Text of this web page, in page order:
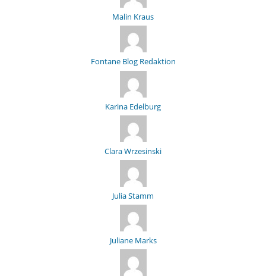
Malin Kraus
Fontane Blog Redaktion
Karina Edelburg
Clara Wrzesinski
Julia Stamm
Juliane Marks